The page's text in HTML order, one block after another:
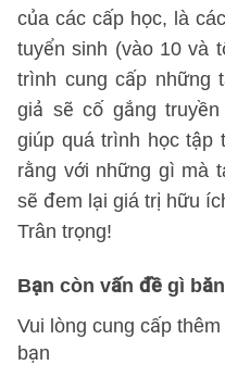
của các cấp học, là
tuyển sinh (vào 10 và
trình cung cấp những
giả sẽ cố gắng
giúp quá trình học tập
rằng với những gì mà
sẽ đem lại giá trị hữu
Trân trọng!
Bạn còn vấn đề gì
Vui lòng cung cấp
bạn